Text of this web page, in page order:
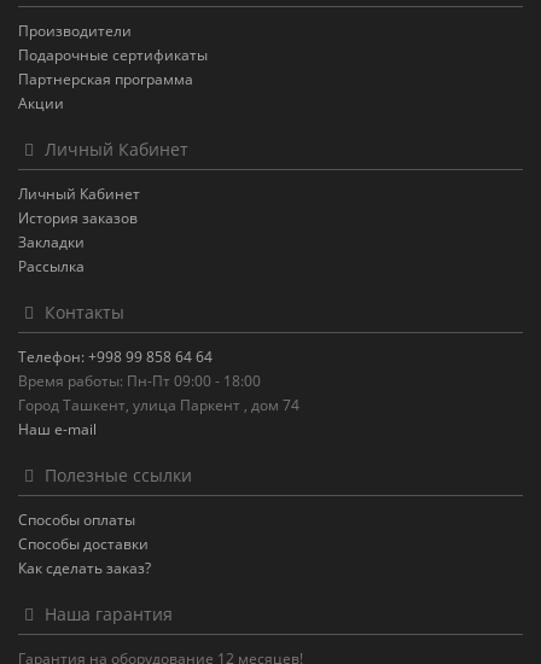
Производители
Подарочные сертификаты
Партнерская программа
Акции
Личный Кабинет
Личный Кабинет
История заказов
Закладки
Рассылка
Контакты
Телефон: +998 99 858 64 64
Время работы: Пн-Пт 09:00 - 18:00
Город Ташкент, улица Паркент , дом 74
Наш e-mail
Полезные ссылки
Способы оплаты
Способы доставки
Как сделать заказ?
Наша гарантия
Гарантия на оборудование 12 месяцев!